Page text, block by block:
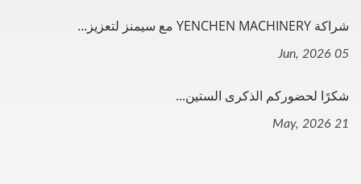
شراكة YENCHEN MACHINERY مع سيمنز لتعزيز...
05 Jun, 2026
شكرًا لحضوركم الذكرى الستين...
21 May, 2026